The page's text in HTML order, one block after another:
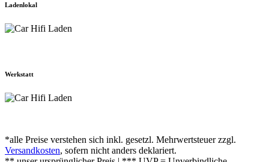
Ladenlokal
Werkstatt
*alle Preise verstehen sich inkl. gesetzl. Mehrwertsteuer zzgl.
Versandkosten, sofern nicht anders deklariert.